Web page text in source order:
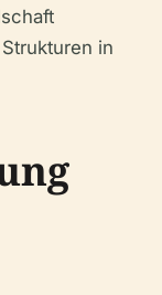
in